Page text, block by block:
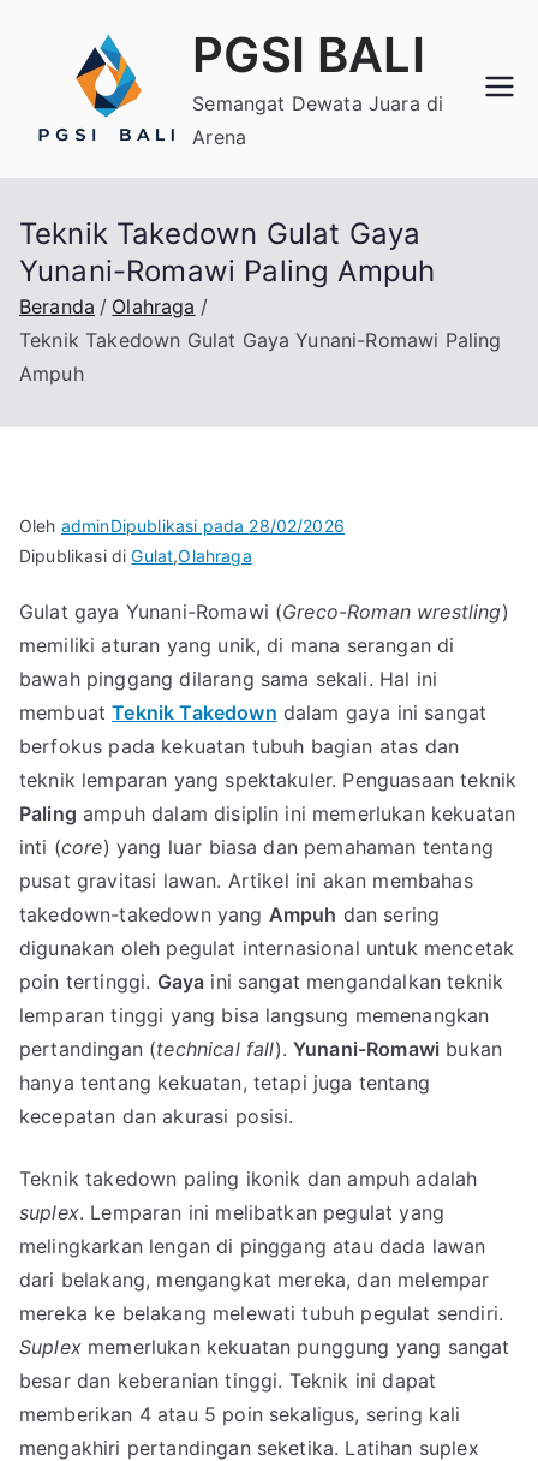
PGSI BALI
Semangat Dewata Juara di
Arena
Teknik Takedown Gulat Gaya
Yunani-Romawi Paling Ampuh
Beranda
Olahraga
Teknik Takedown Gulat Gaya Yunani-Romawi Paling
Ampuh
Oleh adminDipublikasi pada 28/02/2026
Dipublikasi diGulat,Olahraga
Gulat gaya Yunani-Romawi (Greco-Roman wrestling)
memiliki aturan yang unik, di mana serangan di
bawah pinggang dilarang sama sekali. Hal ini
membuatTeknik Takedown dalam gaya ini sangat
berfokus pada kekuatan tubuh bagian atas dan
teknik lemparan yang spektakuler. Penguasaan teknik
Paling ampuh dalam disiplin ini memerlukan kekuatan
inti (core) yang luar biasa dan pemahaman tentang
pusat gravitasi lawan. Artikel ini akan membahas
takedown-takedown yang Ampuh dan sering
digunakan oleh pegulat internasional untuk mencetak
poin tertinggi. Gaya ini sangat mengandalkan teknik
lemparan tinggi yang bisa langsung memenangkan
pertandingan (technical fall). Yunani-Romawi bukan
hanya tentang kekuatan, tetapi juga tentang
kecepatan dan akurasi posisi.
Teknik takedown paling ikonik dan ampuh adalah
suplex. Lemparan ini melibatkan pegulat yang
melingkarkan lengan di pinggang atau dada lawan
dari belakang, mengangkat mereka, dan melempar
mereka ke belakang melewati tubuh pegulat sendiri.
Suplexmemerlukan kekuatan punggung yang sangat
besar dan keberanian tinggi. Teknik ini dapat
memberikan 4 atau 5 poin sekaligus, sering kali
mengakhiri pertandingan seketika. Latihan suplex